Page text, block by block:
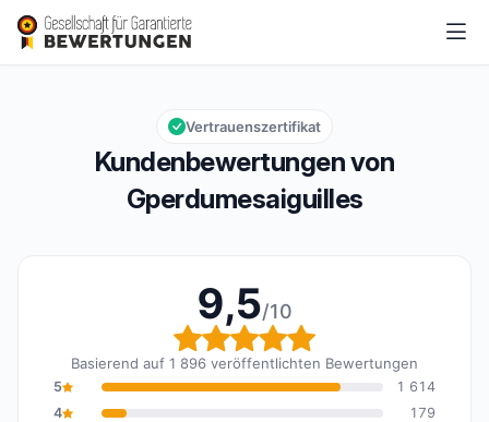
Gperdumesaiguilles
Gesamtbewertung: 9,5 von 10
9,5/10
Kundenbewertungen von
Gperdumesaiguilles
Vertrauenszertifikat
9,5/10
Gesamtbewertung: 9,5
Basierend auf 1 896 veröffentlichten Bewertungen
5
1 614
4
179